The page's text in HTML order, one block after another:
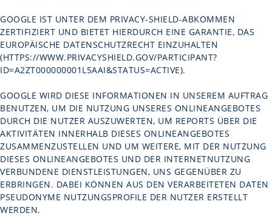
GOOGLE IST UNTER DEM PRIVACY-SHIELD-ABKOMMEN
ZERTIFIZIERT UND BIETET HIERDURCH EINE GARANTIE, DAS
EUROPÄISCHE DATENSCHUTZRECHT EINZUHALTEN
(HTTPS://WWW.PRIVACYSHIELD.GOV/PARTICIPANT?
ID=A2ZT000000001L5AAI&STATUS=ACTIVE).
GOOGLE WIRD DIESE INFORMATIONEN IN UNSEREM AUFTRAG
BENUTZEN, UM DIE NUTZUNG UNSERES ONLINEANGEBOTES
DURCH DIE NUTZER AUSZUWERTEN, UM REPORTS ÜBER DIE
AKTIVITÄTEN INNERHALB DIESES ONLINEANGEBOTES
ZUSAMMENZUSTELLEN UND UM WEITERE, MIT DER NUTZUNG
DIESES ONLINEANGEBOTES UND DER INTERNETNUTZUNG
VERBUNDENE DIENSTLEISTUNGEN, UNS GEGENÜBER ZU
ERBRINGEN. DABEI KÖNNEN AUS DEN VERARBEITETEN DATEN
PSEUDONYME NUTZUNGSPROFILE DER NUTZER ERSTELLT
WERDEN.